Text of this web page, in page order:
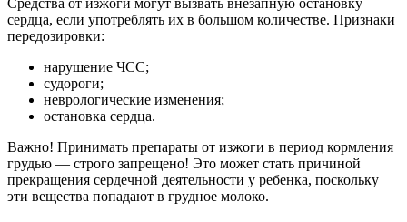
Средства от изжоги могут вызвать внезапную остановку
сердца, если употреблять их в большом количестве. Признаки
передозировки:
нарушение ЧСС;
судороги;
неврологические изменения;
остановка сердца.
Важно! Принимать препараты от изжоги в период кормления
грудью — строго запрещено! Это может стать причиной
прекращения сердечной деятельности у ребенка, поскольку
эти вещества попадают в грудное молоко.